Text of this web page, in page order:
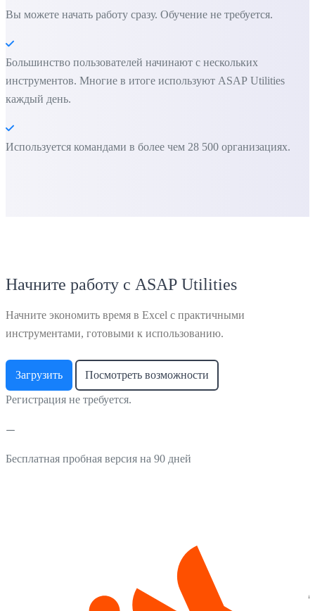
Вы можете начать работу сразу. Обучение не требуется.
Большинство пользователей начинают с нескольких
инструментов. Многие в итоге используют ASAP Utilities
каждый день.
Используется командами в более чем 28 500 организациях.
Начните работу с ASAP Utilities
Начните экономить время в Excel с практичными
инструментами, готовыми к использованию.
Загрузить Посмотреть возможности
Регистрация не требуется.
Бесплатная пробная версия на 90 дней